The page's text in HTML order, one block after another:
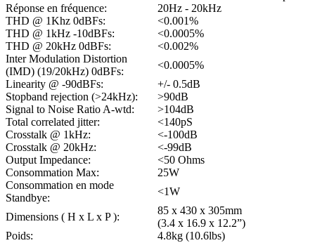
Réponse en fréquence:
20Hz - 20kHz
THD @ 1Khz 0dBFs:
<0.001%
THD @ 1kHz -10dBFs:
<0.0005%
THD @ 20kHz 0dBFs:
<0.002%
Inter Modulation Distortion
(IMD) (19/20kHz) 0dBFs:
<0.0005%
Linearity @ -90dBFs:
+/- 0.5dB
Stopband rejection (>24kHz):
>90dB
Signal to Noise Ratio A-wtd:
>104dB
Total correlated jitter:
<140pS
Crosstalk @ 1kHz:
<-100dB
Crosstalk @ 20kHz:
<-99dB
Output Impedance:
<50 Ohms
Consommation Max:
25W
Consommation en mode
Standbye:
<1W
Dimensions ( H x L x P ):
85 x 430 x 305mm
(3.4 x 16.9 x 12.2”)
Poids:
4.8kg (10.6lbs)